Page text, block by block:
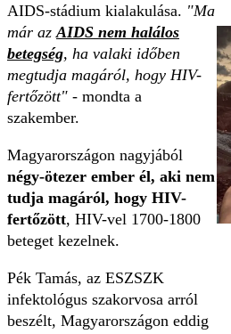
AIDS-stádium kialakulása. "Ma
már azAIDS nem halálos
betegség, ha valaki időben
megtudja magáról, hogy HIV-
fertőzött" - mondta a
szakember.
Magyarországon nagyjából
négy-ötezer ember él, aki nem
tudja magáról, hogy HIV-
fertőzött, HIV-vel 1700-1800
beteget kezelnek.
Pék Tamás, az ESZSZK
infektológus szakorvosa arról
beszélt, Magyarországon eddig